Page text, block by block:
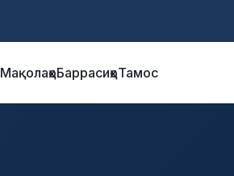
МақолаҳоБаррасиҳоТамос